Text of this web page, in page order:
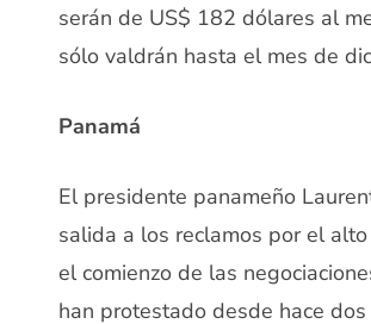
serán de US$ 182 dólares al
sólo valdrán hasta el mes de
Panamá
El presidente panameño
salida a los reclamos por el
el comienzo de las
han protestado desde hace